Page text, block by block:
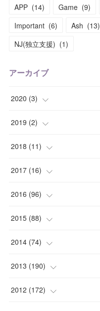
APP (14) Game (9)
Important (6) Ash (13)
NJ(独立支援) (1)
アーカイブ
2020 (3)
(1
( 1)
(1)
2019 (2)
( 1)
(1)
2018 (11)
(2)
(1)
(1)
(1)
2017 (16)
(1)
(2)
(1)
( 3)
2016 (96)
(2)
(5)
(6)
(3)
2015 (88)
(4)
(7)
(6)
2014 (74)
(9)
(14)
2013 (190)
(17)
2012 (172)